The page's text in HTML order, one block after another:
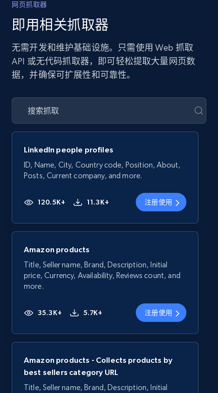
网页抓取器
即用相关抓取器
无需开发和维护基础设施。只需使用 Web 抓取
API 或无代码抓取器，即可轻松提取大量网页数
据，并确保可扩展性和可靠性。
LinkedIn people profiles
ID, Name, City, Country code, Position, About,
Posts, Current company, and more.
120.5K+ 11.3K+ 注册使用
Amazon products
Title, Seller name, Brand, Description, Initial
price, Currency, Availability, Reviews count, and
more.
35.3K+ 5.7K+ 注册使用
Amazon products - Collects products by
best sellers category URL
Title, Seller name, Brand, Description, Initial